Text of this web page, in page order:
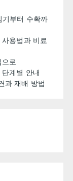
기부터 수확까
용법과 비료
로
계별 안내
과 재배 방법